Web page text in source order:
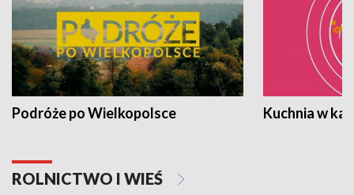
Podróże po Wielkopolsce Kuchnia w
ROLNICTWO I WIEŚ